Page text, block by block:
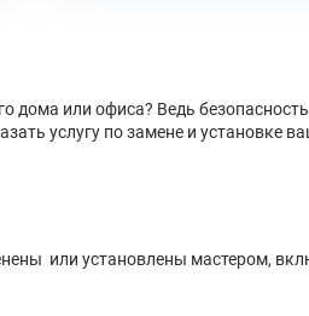
или офиса? Ведь
услугу по замене и установке
или установлены мастером,